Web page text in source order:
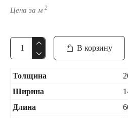
В корзину
Цена за м 2
Толщина
Ширина
Длина